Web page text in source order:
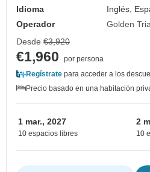
Idioma
Inglés,
Operador
Golden
Desde €3,920
€1,960
por persona
Regístrate para acceder a los
Precio basado en una habitación
1 mar., 2027
10 espacios libres
2
10